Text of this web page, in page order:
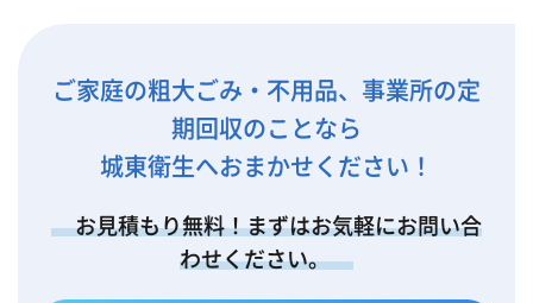
ご家庭の粗大ごみ・不用品、事業所の定
期回収のことなら
城東衛生へおまかせください！
お見積もり無料！まずはお気軽にお問い合
わせください。